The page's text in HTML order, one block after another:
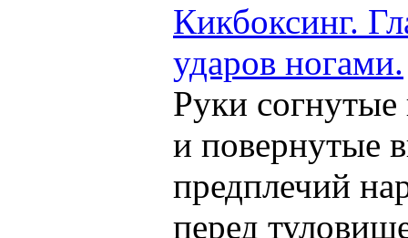
Кикбоксинг.
ударов ногами.
Руки согнутые
и повернутые
предплечий
перед